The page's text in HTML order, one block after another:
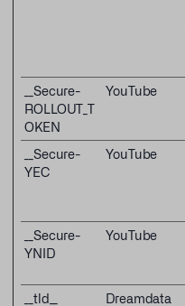
__Secure-
ROLLOUT_T
OKEN
YouTube
__Secure-
YEC
YouTube
__Secure-
YNID
YouTube
__tld__ Dreamdata